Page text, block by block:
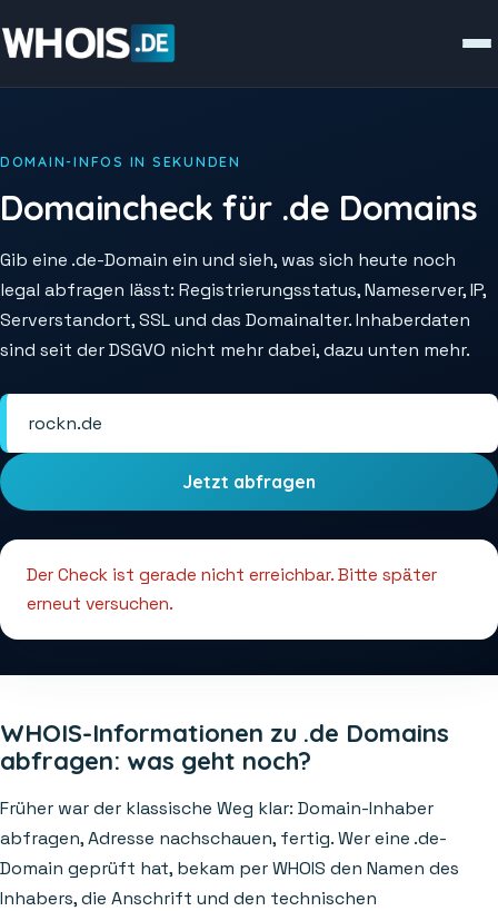
DOMAIN-INFOS IN SEKUNDEN
Domaincheck für .de Domains
Gib eine .de-Domain ein und sieh, was sich heute noch
legal abfragen lässt: Registrierungsstatus, Nameserver, IP,
Serverstandort, SSL und das Domainalter. Inhaberdaten
sind seit der DSGVO nicht mehr dabei, dazu unten mehr.
Jetzt abfragen
Der Check ist gerade nicht erreichbar. Bitte später
erneut versuchen.
WHOIS-Informationen zu .de Domains
abfragen: was geht noch?
Früher war der klassische Weg klar: Domain-Inhaber
abfragen, Adresse nachschauen, fertig. Wer eine .de-
Domain geprüft hat, bekam per WHOIS den Namen des
Inhabers, die Anschrift und den technischen